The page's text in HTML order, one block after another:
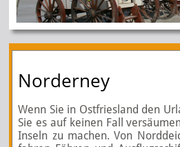
Norderney
Wenn Sie in Ostfriesland den
Sie es auf keinen Fall
Inseln zu machen. Von